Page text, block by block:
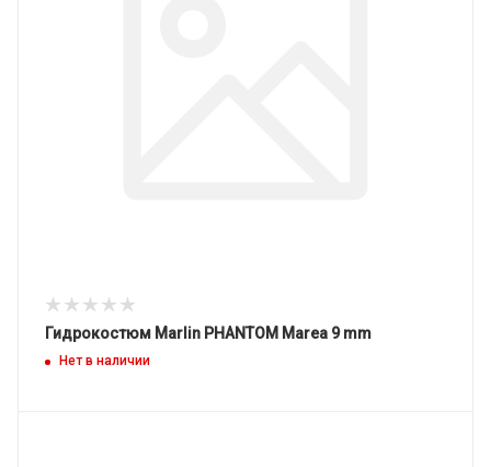
Гидрокостюм Marlin PHANTOM Marea 9 mm
Нет в наличии